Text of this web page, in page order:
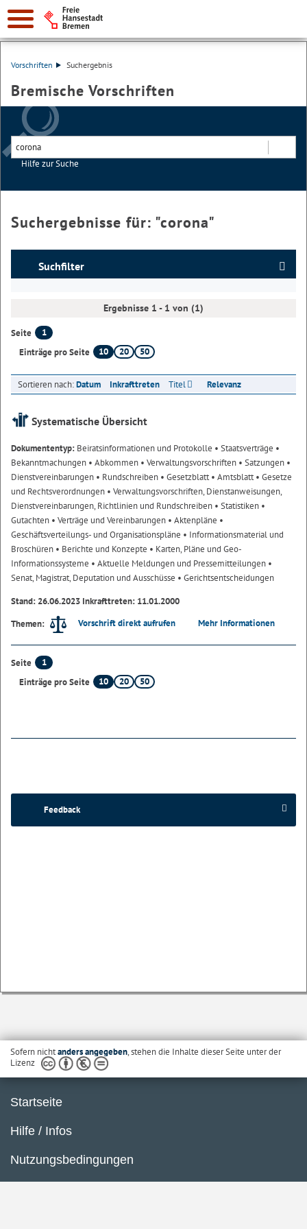
Vorschriften Suchergebnis
Bremische Vorschriften
Hilfe zur Suche
Suchergebnisse für: "corona"
Suchfilter
Ergebnisse 1 - 1 von (1)
Seite
1
Einträge pro Seite
10 20 50
Sortieren nach:Datum Inkrafttreten Titel Relevanz
Systematische Übersicht
Dokumententyp: Beiratsinformationen und Protokolle • Staatsverträge •
Bekanntmachungen • Abkommen • Verwaltungsvorschriften • Satzungen •
Dienstvereinbarungen • Rundschreiben • Gesetzblatt• Amtsblatt• Gesetze
und Rechtsverordnungen • Verwaltungsvorschriften, Dienstanweisungen,
Dienstvereinbarungen, Richtlinien und Rundschreiben • Statistiken •
Gutachten • Verträge und Vereinbarungen • Aktenpläne •
Geschäftsverteilungs- und Organisationspläne • Informationsmaterial und
Broschüren • Berichte und Konzepte • Karten, Pläne und Geo-
Informationssysteme • Aktuelle Meldungen und Pressemitteilungen •
Senat, Magistrat, Deputation und Ausschüsse • Gerichtsentscheidungen
Stand: 26.06.2023 Inkrafttreten: 11.01.2000
Themen:
Vorschrift direkt aufrufen Mehr Informationen
Seite
1
Einträge pro Seite
10 20 50
Feedback
Sofern nichtanders angegeben, stehen die Inhalte dieser Seite unter der
Lizenz
Startseite
Hilfe / Infos
Nutzungsbedingungen